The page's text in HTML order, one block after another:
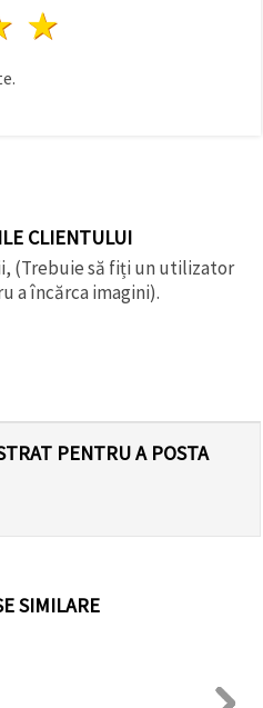
4 stele
CLIENTULUI
(Trebuie să fiți un utilizator
a încărca imagini).
PENTRU A POSTA
SIMILARE